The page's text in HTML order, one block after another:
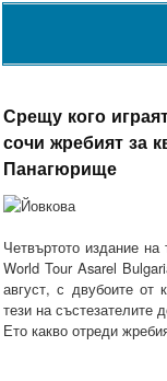
Срещу кого
сочи жребият за
Панагюрище
Четвъртото издание
World Tour Asarel
август, с двубоите от
тези на състезателите
Ето какво отреди